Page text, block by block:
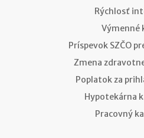
Rýchlosť
Výmenné
Príspevok SZČO
Zmena
Poplatok za
Hypotekárna
Pracovný